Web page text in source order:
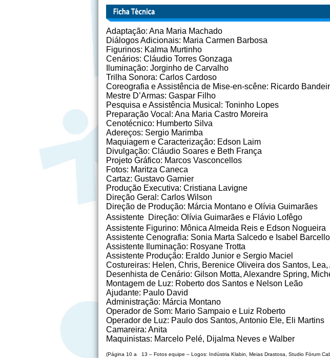
Adaptação: Ana Maria Machado
Diálogos Adicionais: Maria Carmen Barbosa
Figurinos: Kalma Murtinho
Cenários: Cláudio Torres Gonzaga
Iluminação: Jorginho de Carvalho
Trilha Sonora: Carlos Cardoso
Coreografia e Assistência de Mise-en-scêne: Ricardo
Mestre D’Armas: Gaspar Filho
Pesquisa e Assistência Musical: Toninho Lopes
Preparação Vocal: Ana Maria Castro Moreira
Cenotécnico: Humberto Silva
Adereços: Sergio Marimba
Maquiagem e Caracterização: Edson Laim
Divulgação: Cláudio Soares e Beth França
Projeto Gráfico: Marcos Vasconcellos
Fotos: Maritza Caneca
Cartaz: Gustavo Garnier
Produção Executiva: Cristiana Lavigne
Direção Geral: Carlos Wilson
Direção de Produção: Márcia Montano e Olívia Guimarães
Assistente Direção: Olívia Guimarães e Flávio Lofêgo
Assistente Figurino: Mônica Almeida Reis e Edson Nogueira
Assistente Cenografia: Sonia Marta Salcedo e Isabel
Assistente Iluminação: Rosyane Trotta
Assistente Produção: Eraldo Junior e Sergio Maciel
Costureiras: Helen, Chris, Berenice Oliveira dos Santos,
Desenhista de Cenário: Gilson Motta, Alexandre Spring,
Montagem de Luz: Roberto dos Santos e Nelson Leão
Ajudante: Paulo David
Administração: Márcia Montano
Operador de Som: Mario Sampaio e Luiz Roberto
Operador de Luz: Paulo dos Santos, Antonio Ele, Eli Martins
Camareira: Anita
Maquinistas: Marcelo Pelé, Dijalma Neves e Walber
(Página 10 a 13 – Fotos equipe – Logos: Indústria Klabin, Meias Drastosa, Studio Fórum